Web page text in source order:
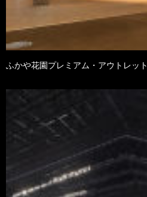
ふかや花園プレミアム・アウトレット